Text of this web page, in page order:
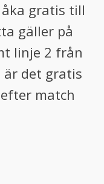
gratis till
gäller på
linje 2 från
är det gratis
match